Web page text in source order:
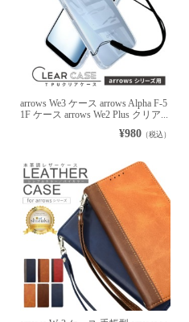
arrows We3 ケース arrows Alpha F-5
1F ケース arrows We2 Plus クリア...
¥980（税込）